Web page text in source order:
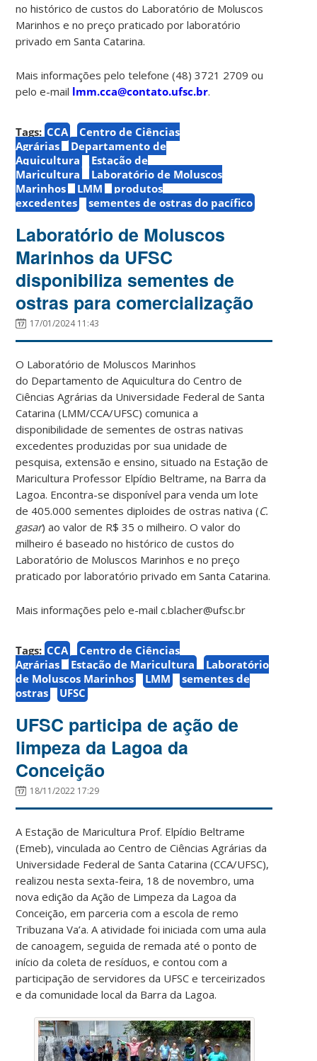
no histórico de custos do Laboratório de Moluscos
Marinhos e no preço praticado por laboratório
privado em Santa Catarina.
Mais informações pelo telefone (48) 3721 2709 ou
pelo e-mail lmm.cca@contato.ufsc.br.
Tags: CCA
Centro de Ciências
Agrárias
Departamento de
Aquicultura
Estação de
Maricultura
Laboratório de Moluscos
Marinhos
LMM
produtos
excedentes
sementes de ostras do pacífico
Laboratório de Moluscos
Marinhos da UFSC
disponibiliza sementes de
ostras para comercialização
17/01/2024 11:43
O Laboratório de Moluscos Marinhos
do Departamento de Aquicultura do Centro de
Ciências Agrárias da Universidade Federal de Santa
Catarina (LMM/CCA/UFSC) comunica a
disponibilidade de sementes de ostras nativas
excedentes produzidas por sua unidade de
pesquisa, extensão e ensino, situado na Estação de
Maricultura Professor Elpídio Beltrame, na Barra da
Lagoa. Encontra-se disponível para venda um lote
de 405.000 sementes diploides de ostras nativa (C.
gasar) ao valor de R$ 35 o milheiro. O valor do
milheiro é baseado no histórico de custos do
Laboratório de Moluscos Marinhos e no preço
praticado por laboratório privado em Santa Catarina.
Mais informações pelo e-mail c.blacher@ufsc.br
Tags: CCA
Centro de Ciências
Agrárias
Estação de Maricultura
Laboratório
de Moluscos Marinhos
LMM
sementes de
ostras
UFSC
UFSC participa de ação de
limpeza da Lagoa da
Conceição
18/11/2022 17:29
A Estação de Maricultura Prof. Elpídio Beltrame
(Emeb), vinculada ao Centro de Ciências Agrárias da
Universidade Federal de Santa Catarina (CCA/UFSC),
realizou nesta sexta-feira, 18 de novembro, uma
nova edição da Ação de Limpeza da Lagoa da
Conceição, em parceria com a escola de remo
Tribuzana Va’a. A atividade foi iniciada com uma aula
de canoagem, seguida de remada até o ponto de
início da coleta de resíduos, e contou com a
participação de servidores da UFSC e terceirizados
e da comunidade local da Barra da Lagoa.